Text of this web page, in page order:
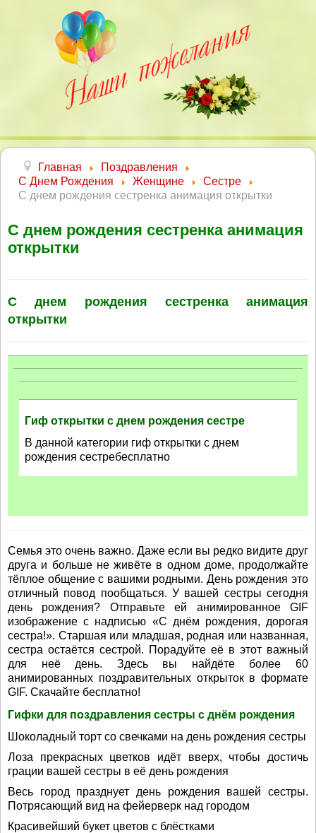
Главная
Поздравления
С Днем Рождения
Женщине
Сестре
С днем рождения сестренка анимация открытки
С днем рождения сестренка анимация
открытки
С днем рождения сестренка анимация
открытки
Гиф открытки с днем рождения сестре
В данной категории гиф открытки с днем
рождения сестребесплатно
Семья это очень важно. Даже если вы редко видите друг
друга и больше не живёте в одном доме, продолжайте
тёплое общение с вашими родными. День рождения это
отличный повод пообщаться. У вашей сестры сегодня
день рождения? Отправьте ей анимированное GIF
изображение с надписью «С днём рождения, дорогая
сестра!». Старшая или младшая, родная или названная,
сестра остаётся сестрой. Порадуйте её в этот важный
для неё день. Здесь вы найдёте более 60
анимированных поздравительных открыток в формате
GIF. Скачайте бесплатно!
Гифки для поздравления сестры с днём рождения
Шоколадный торт со свечками на день рождения сестры
Лоза прекрасных цветков идёт вверх, чтобы достичь
грации вашей сестры в её день рождения
Весь город празднует день рождения вашей сестры.
Потрясающий вид на фейерверк над городом
Красивейший букет цветов с блёстками